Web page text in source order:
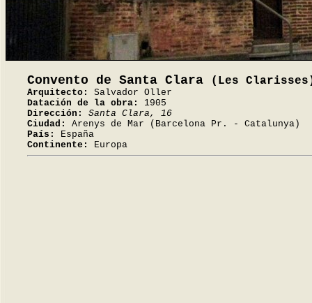
Convento de Santa Clara (Les
Arquitecto:
Salvador Oller
Datación de la obra:
1905
Dirección:
Santa Clara, 16
Ciudad:
Arenys de Mar (Barcelona Pr. - Catalunya)
País:
España
Continente:
Europa